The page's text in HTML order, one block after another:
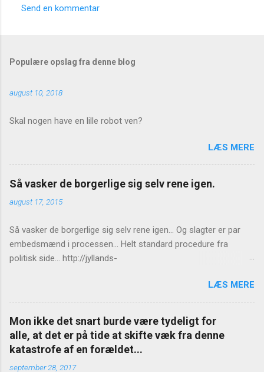
Send en kommentar
Populære opslag fra denne blog
august 10, 2018
Skal nogen have en lille robot ven?
LÆS MERE
Så vasker de borgerlige sig selv rene igen.
august 17, 2015
Så vasker de borgerlige sig selv rene igen... Og slagter er par
embedsmænd i processen... Helt standard procedure fra
politisk side... http://jyllands-
LÆS MERE
Mon ikke det snart burde være tydeligt for
alle, at det er på tide at skifte væk fra denne
katastrofe af en forældet...
september 28, 2017